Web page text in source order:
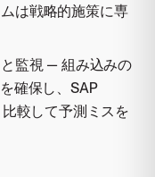
は戦略的施策に専
監視 — 組み込みの
確保し、SAP
較して予測ミスを